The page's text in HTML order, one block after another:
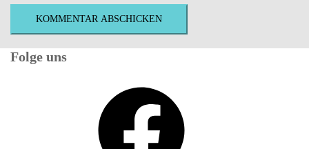
Folge uns